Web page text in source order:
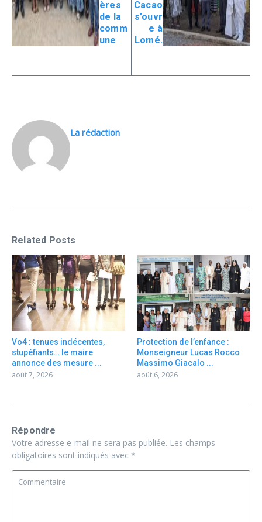
ères
de la
comm
une
Cacao
s’ouvr
e à
Lomé.
La rédaction
Related Posts
Vo4 : tenues indécentes,
stupéfiants… le maire
annonce des mesure ...
août 7, 2026
Protection de l’enfance :
Monseigneur Lucas Rocco
Massimo Giacalo ...
août 6, 2026
Répondre
Votre adresse e-mail ne sera pas publiée. Les champs
obligatoires sont indiqués avec *